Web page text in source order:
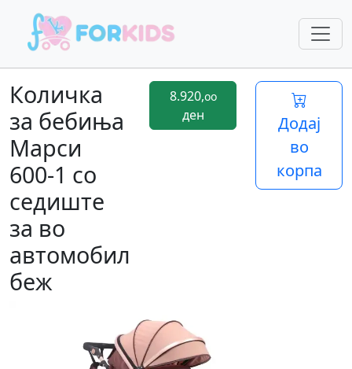
Количка
за бебиња
Марси
600-1 со
седиште
за во
автомобил
беж
8.920,oo
ден
Додај
во
корпа